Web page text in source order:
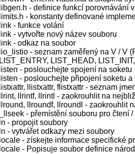
libgen.h - definice funkcí porovnávání
limits.h - konstanty definované
link - funkce volání
link - vytvořte nový název souboru
link - odkaz na soubor
lio_listio - seznam zaměřený na V / V
LIST_ENTRY, LIST_HEAD,
listen - poslouchejte spojení na soketu
listen - poslouchejte připojení soketu
listxattr, llistxattr, flistxattr - seznam
llrint, llrintf, llrintl - zaokrouhlit na
llround, llroundf, llroundl - zaokrouhlit
_llseek - přemístění souboru pro čtení
ln - propojit soubory
ln - vytvářet odkazy mezi soubory
locale - získejte informace specifické
locale - Popisuje soubor definice